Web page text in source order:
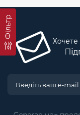
Фільтр
Хочете